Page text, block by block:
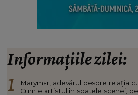
Informațiile zilei:
Marymar, adevărul despre relația
Cum e artistul în spatele scenei, de